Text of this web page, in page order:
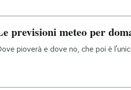
previsioni meteo per
pioverà e dove no, che poi è